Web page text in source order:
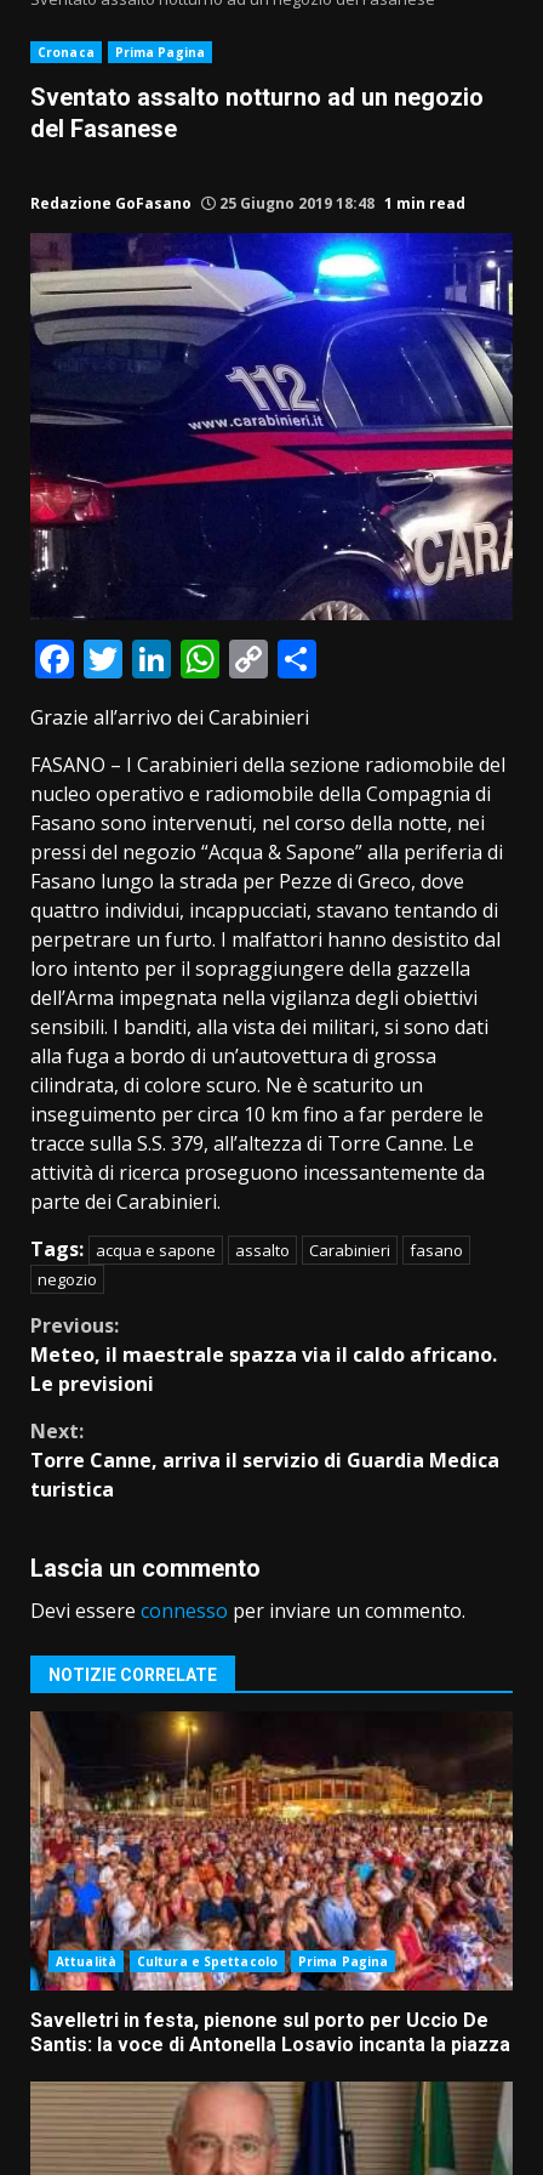
Cronaca Prima Pagina
Sventato assalto notturno ad un negozio
del Fasanese
Redazione GoFasano 25 Giugno 2019 18:48 1 min read
Facebook
Twitter
LinkedIn
WhatsApp
Copy
Link
Grazie all’arrivo dei Carabinieri
FASANO – I Carabinieri della sezione radiomobile del
nucleo operativo e radiomobile della Compagnia di
Fasano sono intervenuti, nel corso della notte, nei
pressi del negozio “Acqua & Sapone” alla periferia di
Fasano lungo la strada per Pezze di Greco, dove
quattro individui, incappucciati, stavano tentando di
perpetrare un furto. I malfattori hanno desistito dal
loro intento per il sopraggiungere della gazzella
dell’Arma impegnata nella vigilanza degli obiettivi
sensibili. I banditi, alla vista dei militari, si sono dati
alla fuga a bordo di un’autovettura di grossa
cilindrata, di colore scuro. Ne è scaturito un
inseguimento per circa 10 km fino a far perdere le
tracce sulla S.S. 379, all’altezza di Torre Canne. Le
attività di ricerca proseguono incessantemente da
parte dei Carabinieri.
Tags:
acqua e sapone assalto Carabinieri
fasano
negozio
Continue
Reading
Previous:
Meteo, il maestrale spazza via il caldo africano.
Le previsioni
Next:
Torre Canne, arriva il servizio di Guardia Medica
turistica
Lascia un commento
Devi essere connesso per inviare un commento.
NOTIZIE CORRELATE
Attualità Cultura e Spettacolo Prima Pagina
Savelletri in festa, pienone sul porto per Uccio De
Santis: la voce di Antonella Losavio incanta la piazza